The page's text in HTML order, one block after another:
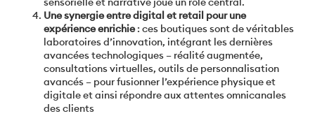
Une synergie entre digital et retail pour une
expérience enrichie: ces boutiques sont de véritables
laboratoires d’innovation, intégrant les dernières
avancées technologiques – réalité augmentée,
consultations virtuelles, outils de personnalisation
avancés – pour fusionner l’expérience physique et
digitale et ainsi répondre aux attentes omnicanales
des clients